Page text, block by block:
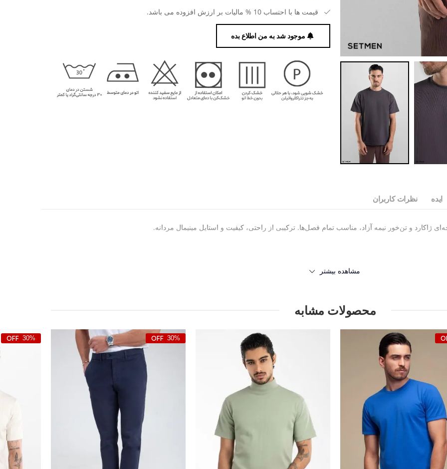
قیمت ها با احتساب 10 % مالیات بر ارزش افزوده می باشد.
موجود شد به من اطلاع بده
ایده نظرات کاربران
ژاکارد و تن‌خور نیمه آزاد، مناسب تمام فصل‌ها. ترکیبی از راحتی، کیفیت و استایل مینیمال مردانه.
مشاهده بیشتر
محصولات مشابه
30%
30%